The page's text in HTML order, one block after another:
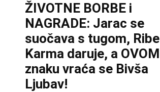
ŽIVOTNE BORBE i
NAGRADE: Jarac se
suočava s tugom, Ribe
Karma daruje, a OVOM
znaku vraća se Bivša
Ljubav!